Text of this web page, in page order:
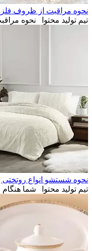
نحوه مراقبت از ظروف
تیم تولید محتوا
نحوه
نحوه شستشو انواع
تیم تولید محتوا
شما